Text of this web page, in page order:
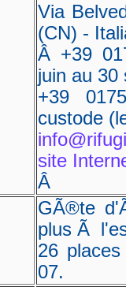
Via
(CN) -
Â +39
juin au 30
+39
custode
site
Â
GÃ®te
plus Ã
26
07.